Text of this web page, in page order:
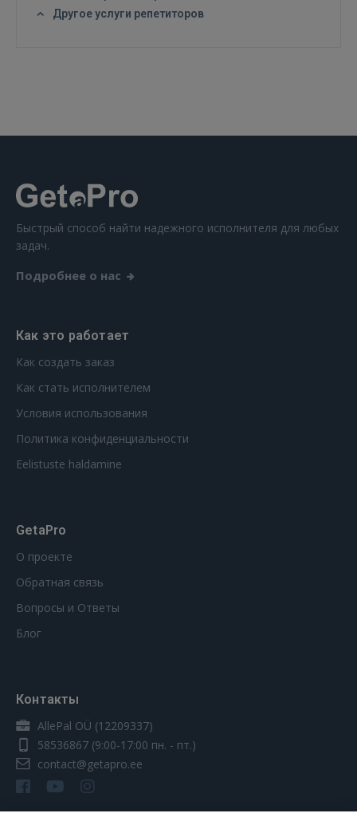
Забыли пароль?
Ещё не зарегистрированы?
РЕГИСТРАЦИЯ
Другое услуги репетиторов
Быстрый способ найти надежного исполнителя для любых
задач.
Подробнее о нас
Как это работает
Как создать заказ
Как стать исполнителем
Условия использования
Политика конфиденциальности
Eelistuste haldamine
GetaPro
О проекте
Обратная связь
Вопросы и Ответы
Блог
Контакты
AllePal OÜ (12209337)
58536867 (9:00-17:00 пн. - пт.)
contact@getapro.ee